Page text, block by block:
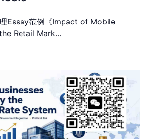
Essay范例《Impact of Mobile
Retail Mark...